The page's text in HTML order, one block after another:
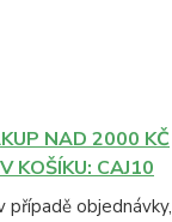
NAD 2000 KČ
KOŠÍKU: CAJ10
případě objednávky,